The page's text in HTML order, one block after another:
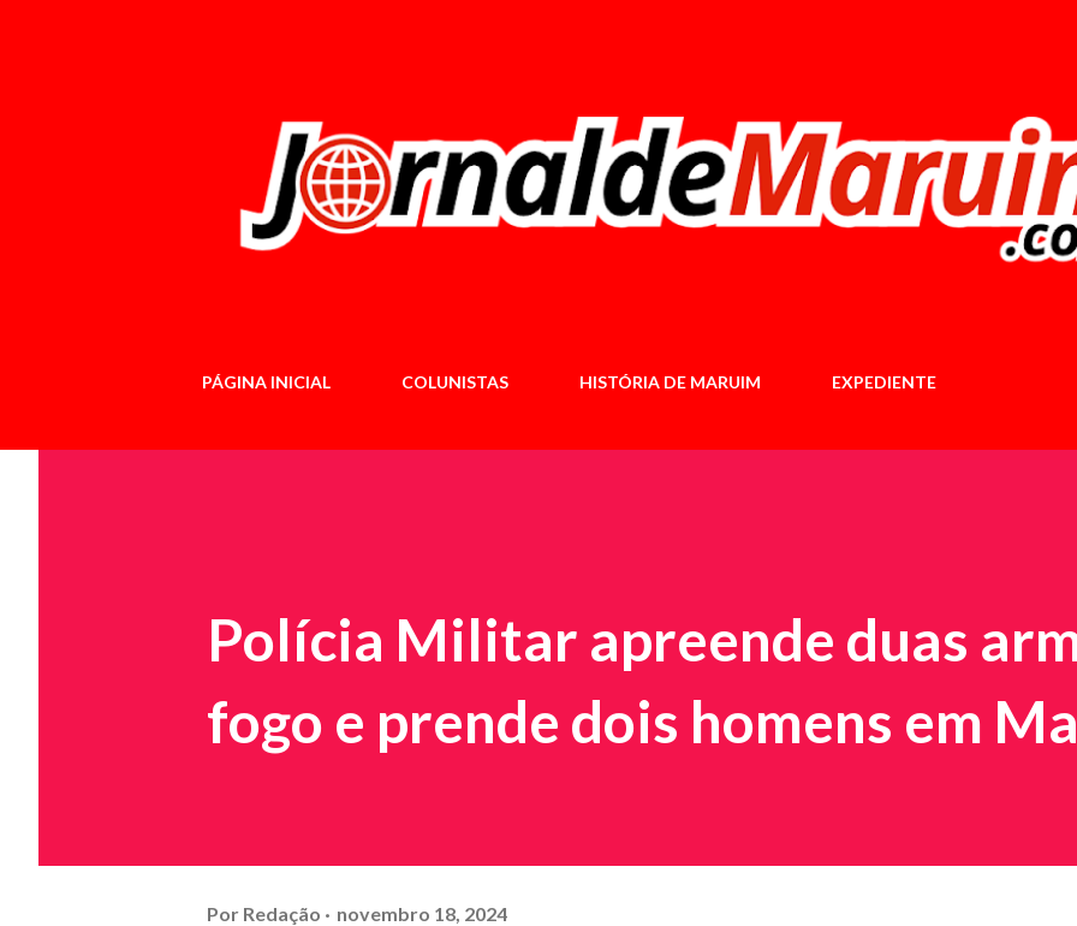
PÁGINA INICIAL COLUNISTAS HISTÓRIA DE MARUIM EXPEDIENTE
Polícia Militar apreende duas
fogo e prende dois homens em
Por Redação novembro 18, 2024